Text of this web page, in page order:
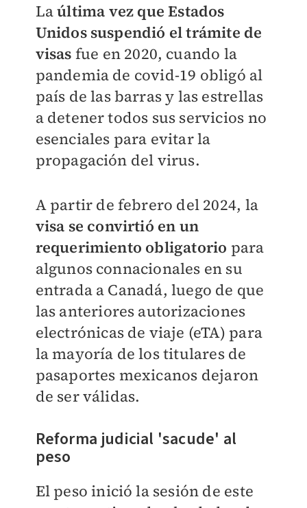
Laúltima vez que Estados
Unidos suspendió el trámite de
visas fue en 2020, cuando la
pandemia de covid-19 obligó al
país de las barras y las estrellas
a detener todos sus servicios no
esenciales para evitar la
propagación del virus.
A partir de febrero del 2024, la
visa se convirtió en un
requerimiento obligatorio para
algunos connacionales en su
entrada a Canadá, luego de que
las anteriores autorizaciones
electrónicas de viaje (eTA) para
la mayoría de los titulares de
pasaportes mexicanos dejaron
de ser válidas.
Reforma judicial 'sacude' al
peso
El peso inició la sesión de este